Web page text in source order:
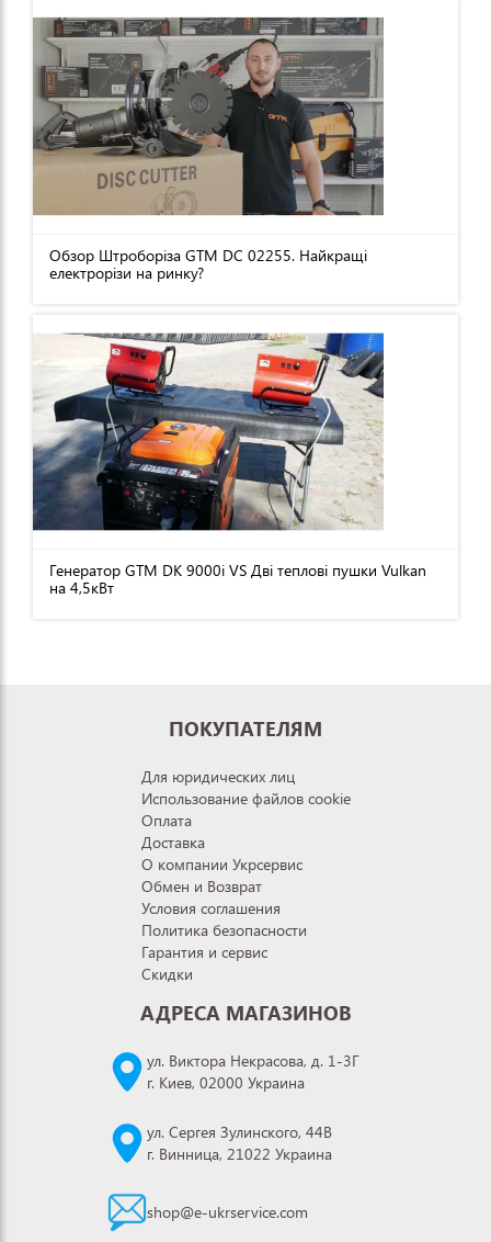
Обзор Штроборіза GTM DC 02255. Найкращі
електрорізи на ринку?
Генератор GTM DK 9000i VS Дві теплові пушки Vulkan
на 4,5кВт
ПОКУПАТЕЛЯМ
Для юридических лиц
Использование файлов cookie
Оплата
Доставка
О компании Укрсервис
Обмен и Возврат
Условия соглашения
Политика безопасности
Гарантия и сервис
Скидки
АДРЕСА МАГАЗИНОВ
ул. Виктора Некрасова, д. 1-3Г
г. Киев, 02000 Украина
ул. Сергея Зулинского, 44В
г. Винница, 21022 Украина
shop@e-ukrservice.com